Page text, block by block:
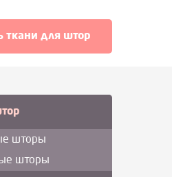
ткани для штор
шторы
шторы